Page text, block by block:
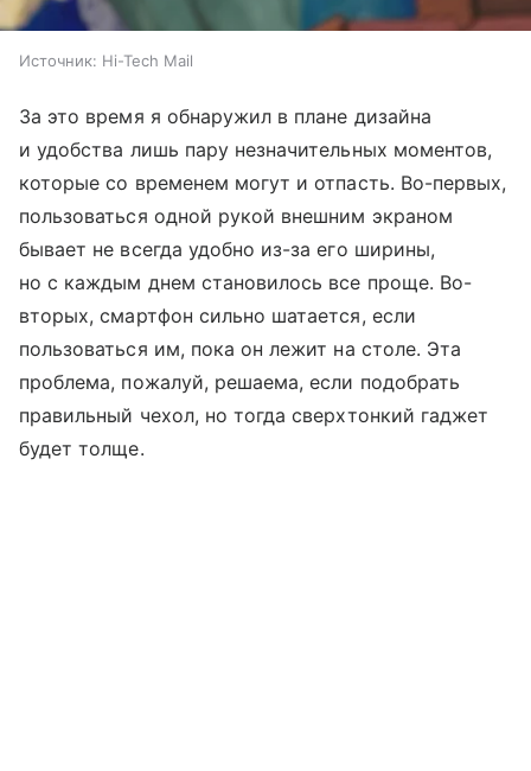
Источник: Hi-Tech Mail
За это время я обнаружил в плане дизайна
и удобства лишь пару незначительных моментов,
которые со временем могут и отпасть. Во-первых,
пользоваться одной рукой внешним экраном
бывает не всегда удобно из-за его ширины,
но с каждым днем становилось все проще. Во-
вторых, смартфон сильно шатается, если
пользоваться им, пока он лежит на столе. Эта
проблема, пожалуй, решаема, если подобрать
правильный чехол, но тогда сверхтонкий гаджет
будет толще.